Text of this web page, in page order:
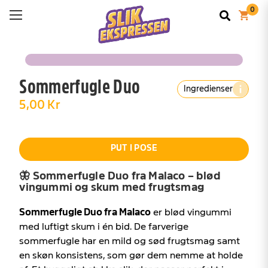
Sommerfugle Duo
5,00 Kr
Ingredienser
🦋 Sommerfugle Duo fra Malaco – blød
vingummi og skum med frugtsmag
Sommerfugle Duo fra Malaco er blød vingummi
med luftigt skum i én bid. De farverige
sommerfugle har en mild og sød frugtsmag samt
en skøn konsistens, som gør dem nemme at holde
PUT I POSE